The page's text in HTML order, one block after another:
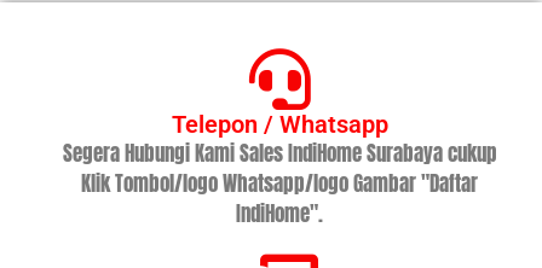
Telepon / Whatsapp
Segera Hubungi Kami Sales IndiHome Surabaya cukup
Klik Tombol/logo Whatsapp/logo Gambar "Daftar
IndiHome".